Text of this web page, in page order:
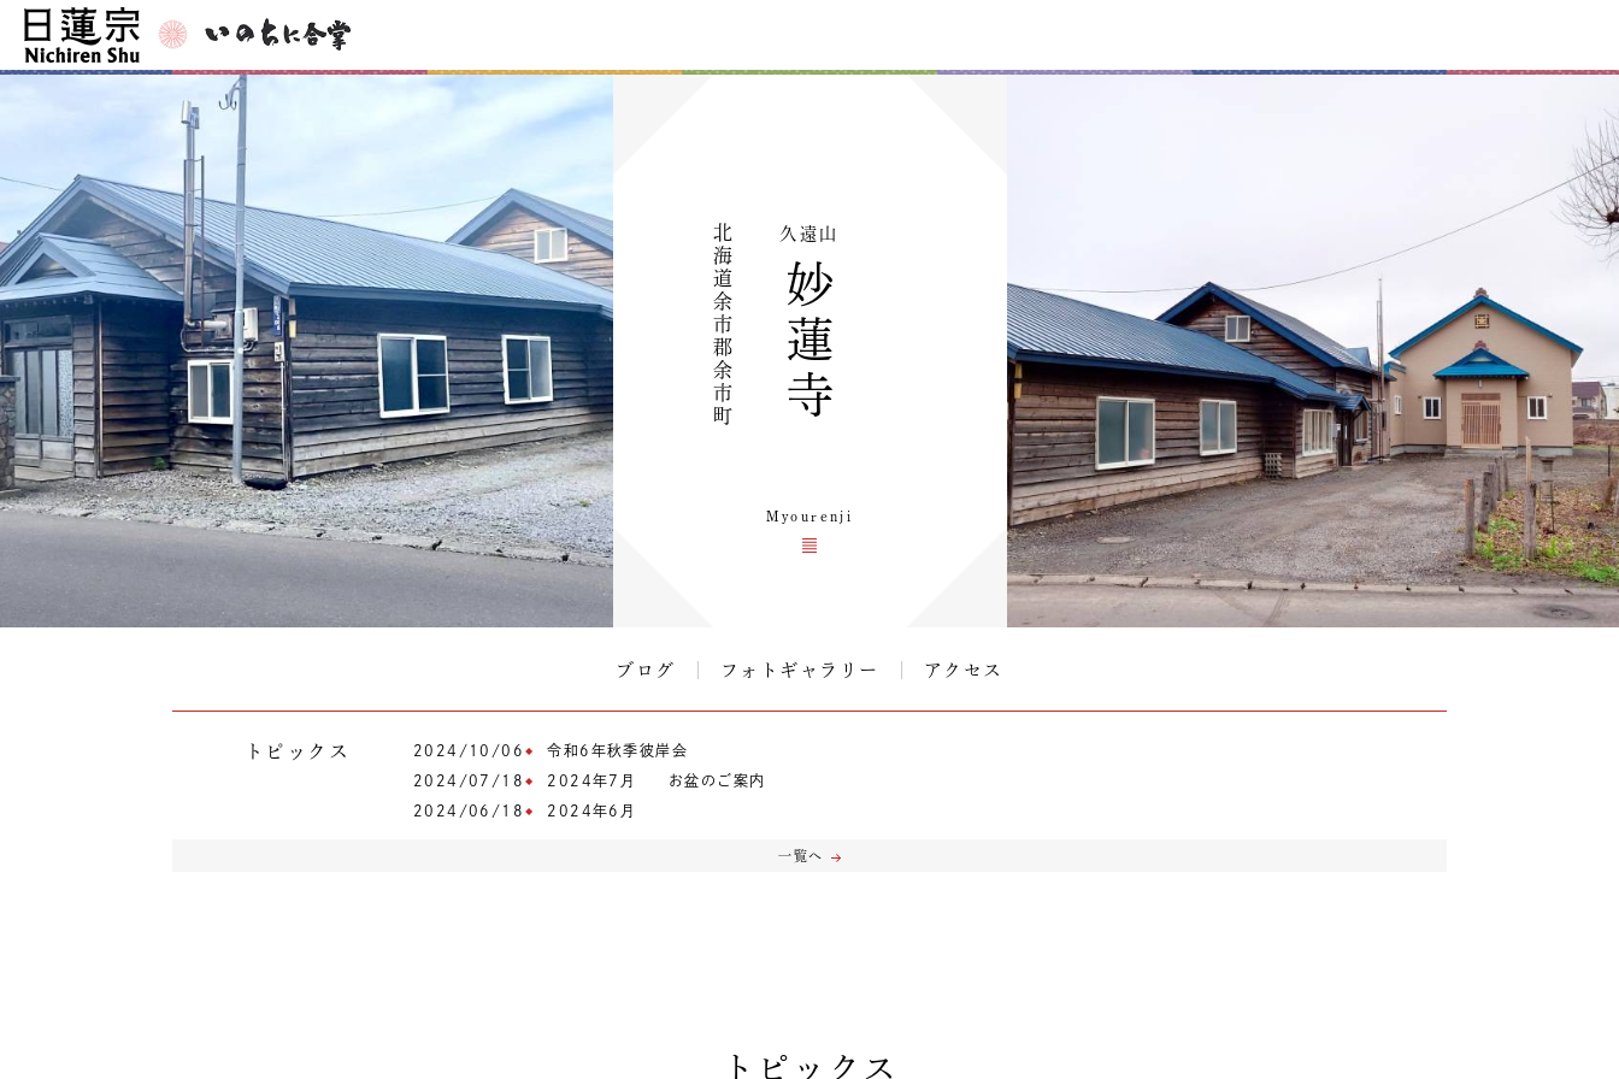
久遠山
妙
蓮
寺
北
海
道
余
市
郡
余
市
町
Myourenji
ブログ フォトギャラリー アクセス
トピックス 2024/10/06 令和6年秋季彼岸会
2024/07/18 2024年7月 お盆のご案内
2024/06/18 2024年6月
一覧へ
トピックス